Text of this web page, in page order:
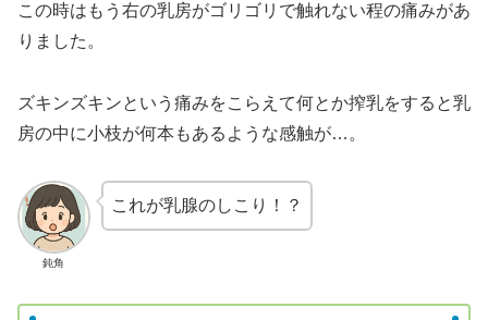
この時はもう右の乳房がゴリゴリで触れない程の痛みがあ
りました。
ズキンズキンという痛みをこらえて何とか搾乳をすると乳
房の中に小枝が何本もあるような感触が…。
鈍角
これが乳腺のしこり！？